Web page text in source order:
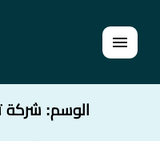
القائمة
الوسم: شركة